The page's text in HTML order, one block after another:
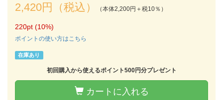
2,420円（税込） （本体2,200円＋税10％）
220pt (10%)
ポイントの使い方はこちら
在庫あり
初回購入から使えるポイント500円分プレゼント
カートに入れる